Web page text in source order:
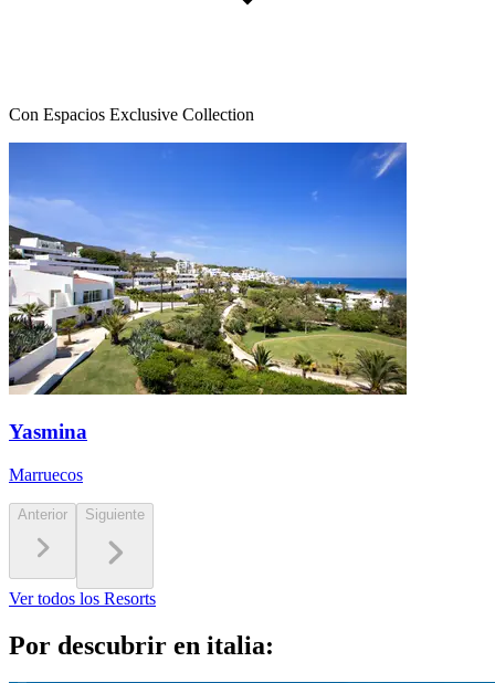
Con Espacios Exclusive Collection
Yasmina
Marruecos
Anterior Siguiente
Ver todos los Resorts
Por descubrir en italia: